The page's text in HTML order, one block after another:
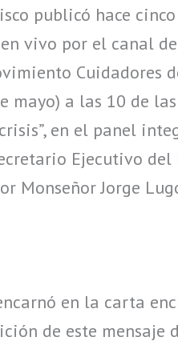
publicó hace
vivo por el canal de
Cuidadores
a las 10 de
en el panel
Ejecutivo
Monseñor Jorge
en la carta
de este mensaje